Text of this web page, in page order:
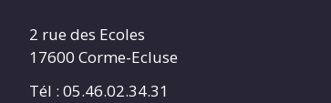
2 rue des Ecoles
17600 Corme-Ecluse
Tél : 05.46.02.34.31